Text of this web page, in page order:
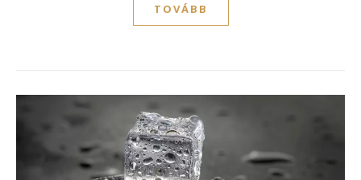
TOVÁBB